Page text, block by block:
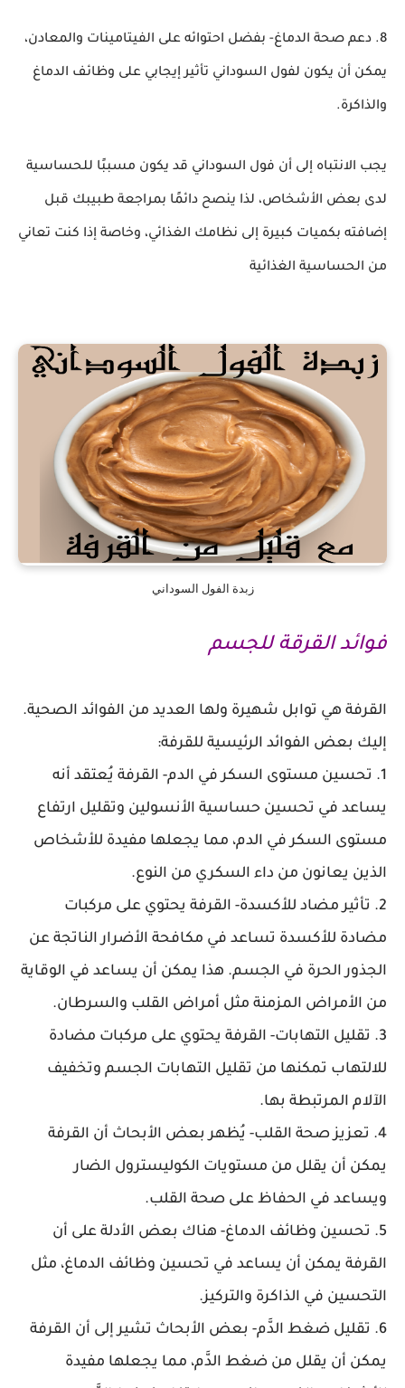
8. دعم صحة الدماغ- بفضل احتوائه على الفيتامينات والمعادن،
يمكن أن يكون لفول السوداني تأثير إيجابي على وظائف الدماغ
والذاكرة.
يجب الانتباه إلى أن فول السوداني قد يكون مسببًا للحساسية
لدى بعض الأشخاص، لذا ينصح دائمًا بمراجعة طبيبك قبل
إضافته بكميات كبيرة إلى نظامك الغذائي، وخاصة إذا كنت تعاني
من الحساسية الغذائية
زبدة الفول السوداني
فوائد القرقة للجسم
القرفة هي توابل شهيرة ولها العديد من الفوائد الصحية.
إليك بعض الفوائد الرئيسية للقرفة:
1. تحسين مستوى السكر في الدم- القرفة يُعتقد أنه
يساعد في تحسين حساسية الأنسولين وتقليل ارتفاع
مستوى السكر في الدم، مما يجعلها مفيدة للأشخاص
الذين يعانون من داء السكري من النوع.
2. تأثير مضاد للأكسدة- القرفة يحتوي على مركبات
مضادة للأكسدة تساعد في مكافحة الأضرار الناتجة عن
الجذور الحرة في الجسم. هذا يمكن أن يساعد في الوقاية
من الأمراض المزمنة مثل أمراض القلب والسرطان.
3. تقليل التهابات- القرفة يحتوي على مركبات مضادة
للالتهاب تمكنها من تقليل التهابات الجسم وتخفيف
الآلام المرتبطة بها.
4. تعزيز صحة القلب- يُظهر بعض الأبحاث أن القرفة
يمكن أن يقلل من مستويات الكوليسترول الضار
ويساعد في الحفاظ على صحة القلب.
5. تحسين وظائف الدماغ- هناك بعض الأدلة على أن
القرفة يمكن أن يساعد في تحسين وظائف الدماغ، مثل
التحسين في الذاكرة والتركيز.
6. تقليل ضغط الدَّم- بعض الأبحاث تشير إلى أن القرفة
يمكن أن يقلل من ضغط الدَّم، مما يجعلها مفيدة